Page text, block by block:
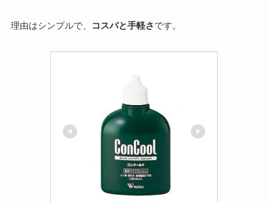
理由はシンプルで、 コスパと手軽さです。